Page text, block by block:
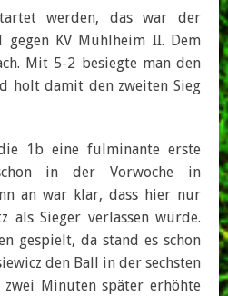
werden, das war der
gegen KV Mühlheim II. Dem
Mit 5-2 besiegte man den
holt damit den zweiten Sieg
1b eine fulminante erste
in der Vorwoche in
an war klar, dass hier nur
als Sieger verlassen würde.
gespielt, da stand es schon
den Ball in der sechsten
Minuten später erhöhte